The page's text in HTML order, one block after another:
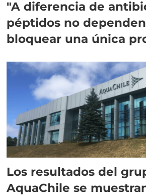
"A diferencia de
péptidos no
bloquear una única
Los resultados del
AquaChile se